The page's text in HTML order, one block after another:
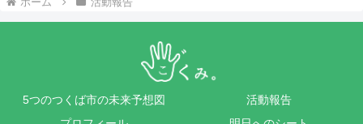
5つのつくば市の未来予想図
活動報告